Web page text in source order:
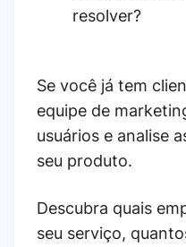
resolver?
Se você já tem
equipe de
usuários e analise
seu produto.
Descubra quais
seu serviço,